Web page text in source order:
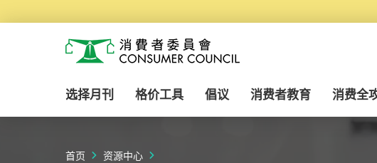
消费者委员会
选择月刊 格价工具 倡议 消费者教育 消费全
首页 资源中心